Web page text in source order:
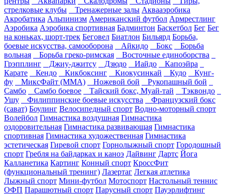
стрелковые клубы
Тренажерные залы Аквааэробика
Акробатика Альпинизм Американский футбол Армрестлинг
Аэробика Аэробика спортивная Бадминтон Баскетбол Бег Бег
на коньках, шорт-трек Беговел Биатлон Бильярд Борьба,
боевые искусства, самооборона
Айкидо Бокс
Борьба
вольная
Борьба греко-римская
Восточные единоборства
Грэпплинг
Джиу-джитсу Дзюдо Иайдо
Капоэйра
Карате
Кендо Кикбоксинг Киокусинкай Кудо
Кунг-
фу
МиксФайт (ММА) Ножевой бой
Рукопашный бой
Самбо
Самбо боевое Тайский бокс, Муай-тай
Тэквондо
Ушу
Филиппинские боевые искусства
Французский бокс
(сават) Боулинг Велосипедный спорт Водно-моторный спорт
Волейбол Гимнастика воздушная Гимнастика
оздоровительная Гимнастика развивающая Гимнастика
спортивная Гимнастика художественная Гимнастика
эстетическая Гиревой спорт Горнолыжный спорт Городошный
спорт Гребля на байдарках и каноэ Дайвинг Дартс Йога
Калланетика Картинг Конный спорт КроссФит
(функциональный тренинг) Лазертаг Легкая атлетика
Лыжный спорт Мини-футбол Мотоспорт Настольный теннис
ОФП Парашютный спорт Парусный спорт Пауэрлифтинг